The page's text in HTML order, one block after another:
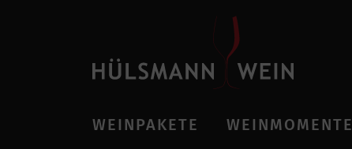
WEINPAKETE WEINMOMENTE